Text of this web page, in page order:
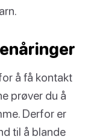
å få kontakt
prøver du å
Derfor er
til å blande